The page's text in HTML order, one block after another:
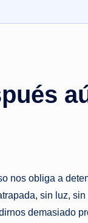
nos obliga a
sin luz,
demasiado